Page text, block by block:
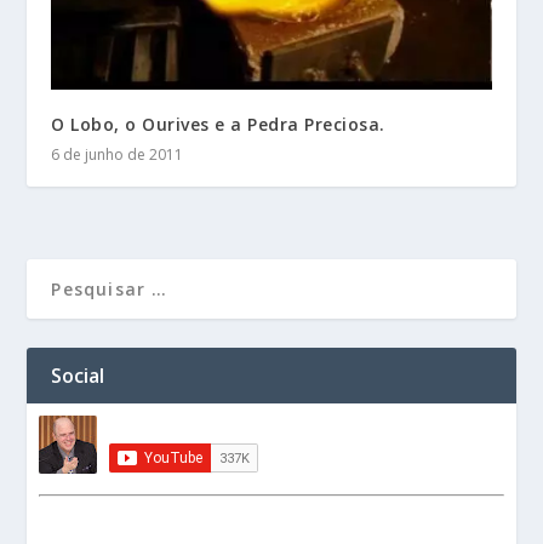
O Lobo, o Ourives e a Pedra Preciosa.
6 de junho de 2011
Social